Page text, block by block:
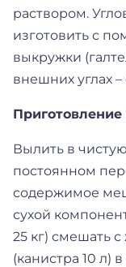
раствором.
изготовить с
выкружки
внешних углах –
Приготовление
Вылить в
постоянном
содержимое
сухой
25 кг) смешать
(канистра 10 л)